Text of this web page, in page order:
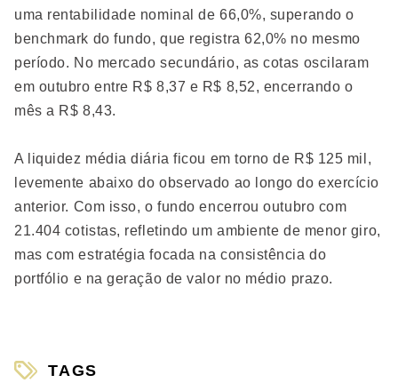
uma rentabilidade nominal de 66,0%, superando o
benchmark do fundo, que registra 62,0% no mesmo
período. No mercado secundário, as cotas oscilaram
em outubro entre R$ 8,37 e R$ 8,52, encerrando o
mês a R$ 8,43.
A liquidez média diária ficou em torno de R$ 125 mil,
levemente abaixo do observado ao longo do exercício
anterior. Com isso, o fundo encerrou outubro com
21.404 cotistas, refletindo um ambiente de menor giro,
mas com estratégia focada na consistência do
portfólio e na geração de valor no médio prazo.
TAGS